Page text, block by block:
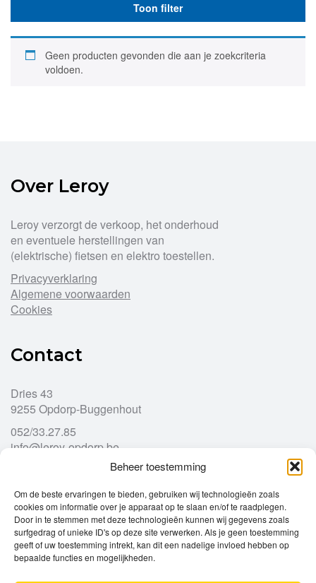
Beheer toestemming
Om de beste ervaringen te bieden, gebruiken wij technologieën zoals
cookies om informatie over je apparaat op te slaan en/of te raadplegen.
Door in te stemmen met deze technologieën kunnen wij gegevens zoals
surfgedrag of unieke ID's op deze site verwerken. Als je geen toestemming
geeft of uw toestemming intrekt, kan dit een nadelige invloed hebben op
bepaalde functies en mogelijkheden.
Toon filter
Geen producten gevonden die aan je zoekcriteria
voldoen.
Over Leroy
Leroy verzorgt de verkoop, het onderhoud
en eventuele herstellingen van
(elektrische) fietsen en elektro toestellen.
Privacyverklaring
Algemene voorwaarden
Cookies
Contact
Dries 43
9255 Opdorp-Buggenhout
052/33.27.85
info@leroy-opdorp.be
Openingsuren
Ma
gesloten
Di
9u – 12u
13u – 18u00
Wo
9u – 12u
13u – 18u00
Do
9u – 12u 13u – 18u00